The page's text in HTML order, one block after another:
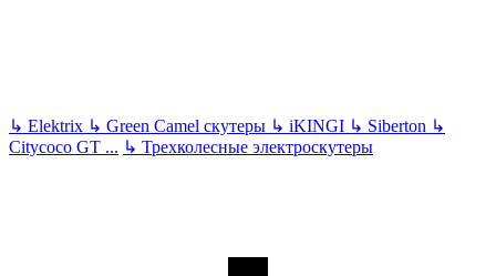
↳ Elektrix ↳ Green Camel скутеры ↳ iKINGI ↳ Siberton ↳
Citycoco GT ... ↳ Трехколесные электроскутеры